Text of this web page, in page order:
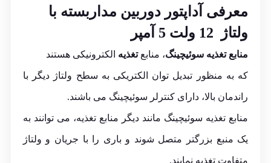
معرفی آداپتور دوربین مداربسته با
ولتاژ 12 ولت 5 آمپر
منابع تغذیه سوئیچینگ، منابعتغذیه الکترونیکی هستند
که به منظور تبدیل توان الکتریکی به سطح ولتاژ دیگر با
راندمان بالا، دارای کنترلر سوئیچینگ می باشند.
منابع تغذیه سوئیچینگ مانند دیگر منابع تغذیه، می توانند به
یک منبع بزرگتر متصل شوند و باری را با جریان و ولتاژ
متفاوت تغذیه نمایند.